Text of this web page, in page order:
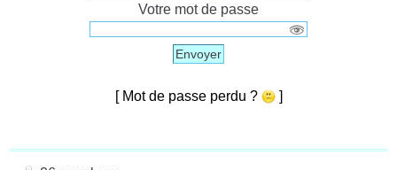
Votre mot de passe
Envoyer
[ Mot de passe perdu ? ]